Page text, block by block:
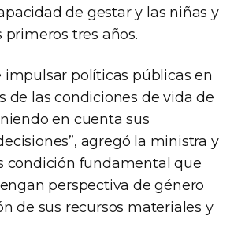
de gestar y las niñas y
primeros tres años.
impulsar políticas públicas en
de las condiciones de vida de
en cuenta sus
agregó la ministra y
condición fundamental que
perspectiva de género
de sus recursos materiales y